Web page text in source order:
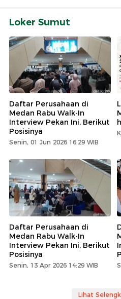
Loker Sumut
Daftar Perusahaan di
Medan Rabu Walk-In
Interview Pekan Ini, Berikut
Posisinya
Senin, 01 Jun 2026 16:29 WIB
Daftar Perusahaan di
Medan Rabu Walk-In
Interview Pekan Ini, Berikut
Posisinya
Senin, 13 Apr 2026 14:29 WIB
Lihat